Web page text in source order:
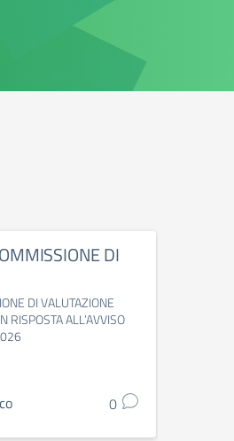
DI
DI VALUTAZIONE
RISPOSTA ALL’AVVISO
0